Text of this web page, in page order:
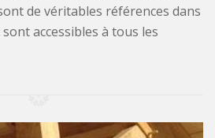
de véritables références dans
accessibles à tous les